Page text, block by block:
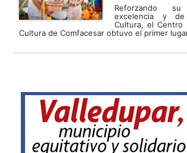
Reforzando
excelencia y
Cultura, el Centro
Cultura de Comfacesar obtuvo el primer